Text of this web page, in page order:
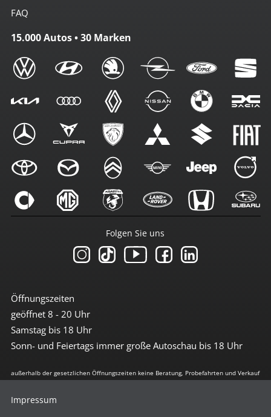
FAQ
15.000 Autos • 30 Marken
Öffnungszeiten
geöffnet 8 - 20 Uhr
Samstag bis 18 Uhr
Sonn- und Feiertags immer große Autoschau bis 18 Uhr
Folgen Sie uns
außerhalb der gesetzlichen Öffnungszeiten keine Beratung, Probefahrten und Verkauf
Impressum